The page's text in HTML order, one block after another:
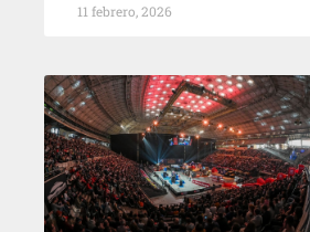
11 febrero, 2026